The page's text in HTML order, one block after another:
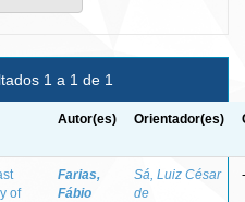
1 a 1 de 1
Autor(es) Orientador(es)
of
Farias,
Fábio
Sá, Luiz César
de
-